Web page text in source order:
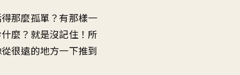
那麼孤單？ 有那樣一
麼 ？ 就是沒記住！所
很遠的地方一下推到